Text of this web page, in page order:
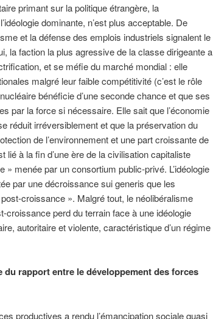
primant sur la politique étrangère, la
dominante, n’est plus acceptable. De
et la défense des emplois industriels signalent le
la faction la plus agressive de la classe dirigeante a
et se méfie du marché mondial : elle
malgré leur faible compétitivité (c’est le rôle
bénéficie d’une seconde chance et que ses
par la force si nécessaire. Elle sait que l’économie
réduit irréversiblement et que la préservation du
de l’environnement et une part croissante de
lié à la fin d’une ère de la civilisation capitaliste
» menée par un consortium public-privé. L’idéologie
par une décroissance sui generis que les
croissance ». Malgré tout, le néolibéralisme
croissance perd du terrain face à une idéologie
autoritaire et violente, caractéristique d’un régime
rapport entre le développement des forces
productives a rendu l’émancipation sociale quasi